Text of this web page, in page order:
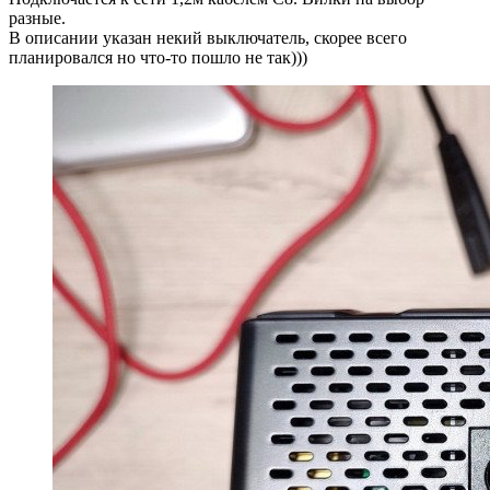
разные.
В описании указан некий выключатель, скорее всего
планировался но что-то пошло не так)))